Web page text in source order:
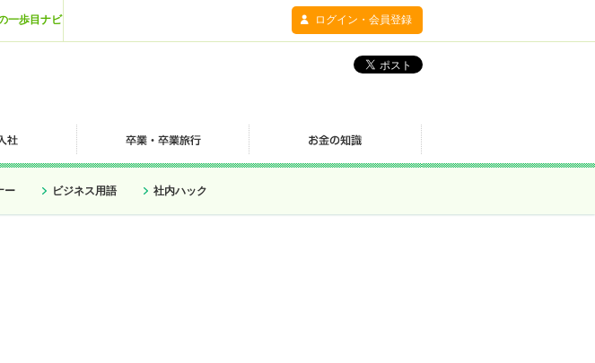
一歩目ナビ ログイン・会員登録
ー ビジネス用語 社内ハック